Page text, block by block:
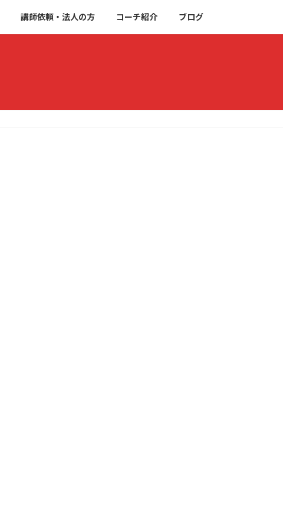
講師依頼・法人の方 コーチ紹介 ブログ